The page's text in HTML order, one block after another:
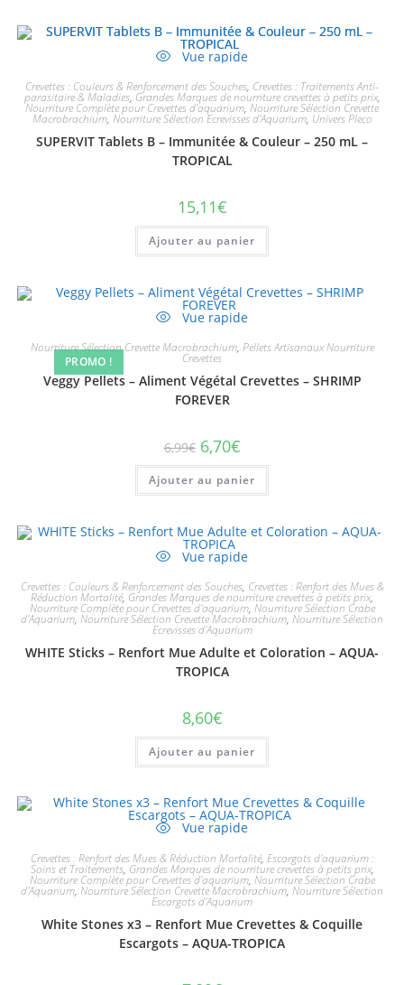
Vue rapide
Crevettes : Couleurs & Renforcement des Souches, Crevettes : Traitements Anti-
parasitaire & Maladies, Grandes Marques de nourriture crevettes à petits prix,
Nourriture Complète pour Crevettes d'aquarium, Nourriture Sélection Crevette
Macrobrachium, Nourriture Sélection Ecrevisses d'Aquarium, Univers Pleco
SUPERVIT Tablets B – Immunitée & Couleur – 250 mL –
TROPICAL
15,11€
Ajouter au panier
PROMO !
Vue rapide
Nourriture Sélection Crevette Macrobrachium, Pellets Artisanaux Nourriture
Crevettes
Veggy Pellets – Aliment Végétal Crevettes – SHRIMP
FOREVER
6,99€ 6,70€
Ajouter au panier
Vue rapide
Crevettes : Couleurs & Renforcement des Souches, Crevettes : Renfort des Mues &
Réduction Mortalité, Grandes Marques de nourriture crevettes à petits prix,
Nourriture Complète pour Crevettes d'aquarium, Nourriture Sélection Crabe
d'Aquarium, Nourriture Sélection Crevette Macrobrachium, Nourriture Sélection
Ecrevisses d'Aquarium
WHITE Sticks – Renfort Mue Adulte et Coloration – AQUA-
TROPICA
8,60€
Ajouter au panier
Vue rapide
Crevettes : Renfort des Mues & Réduction Mortalité, Escargots d'aquarium :
Soins et Traitements, Grandes Marques de nourriture crevettes à petits prix,
Nourriture Complète pour Crevettes d'aquarium, Nourriture Sélection Crabe
d'Aquarium, Nourriture Sélection Crevette Macrobrachium, Nourriture Sélection
Escargots d'Aquarium
White Stones x3 – Renfort Mue Crevettes & Coquille
Escargots – AQUA-TROPICA